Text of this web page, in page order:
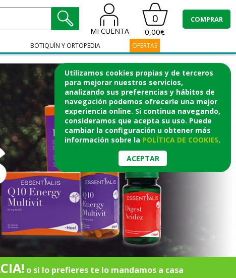
Utilizamos cookies propias y de terceros
para mejorar nuestros servicios,
analizando sus preferencias y hábitos de
navegación podemos ofrecerle una mejor
experiencia online. Si continua navegando,
consideramos que acepta su uso. Puede
cambiar la configuración u obtener más
información sobre la POLÍTICA DE COOKIES.
ACEPTAR
MI CUENTA
0
0,00€
COMPRAR
BOTIQUÍN Y ORTOPEDIA OFERTAS
o si lo prefieres te lo mandamos a casa